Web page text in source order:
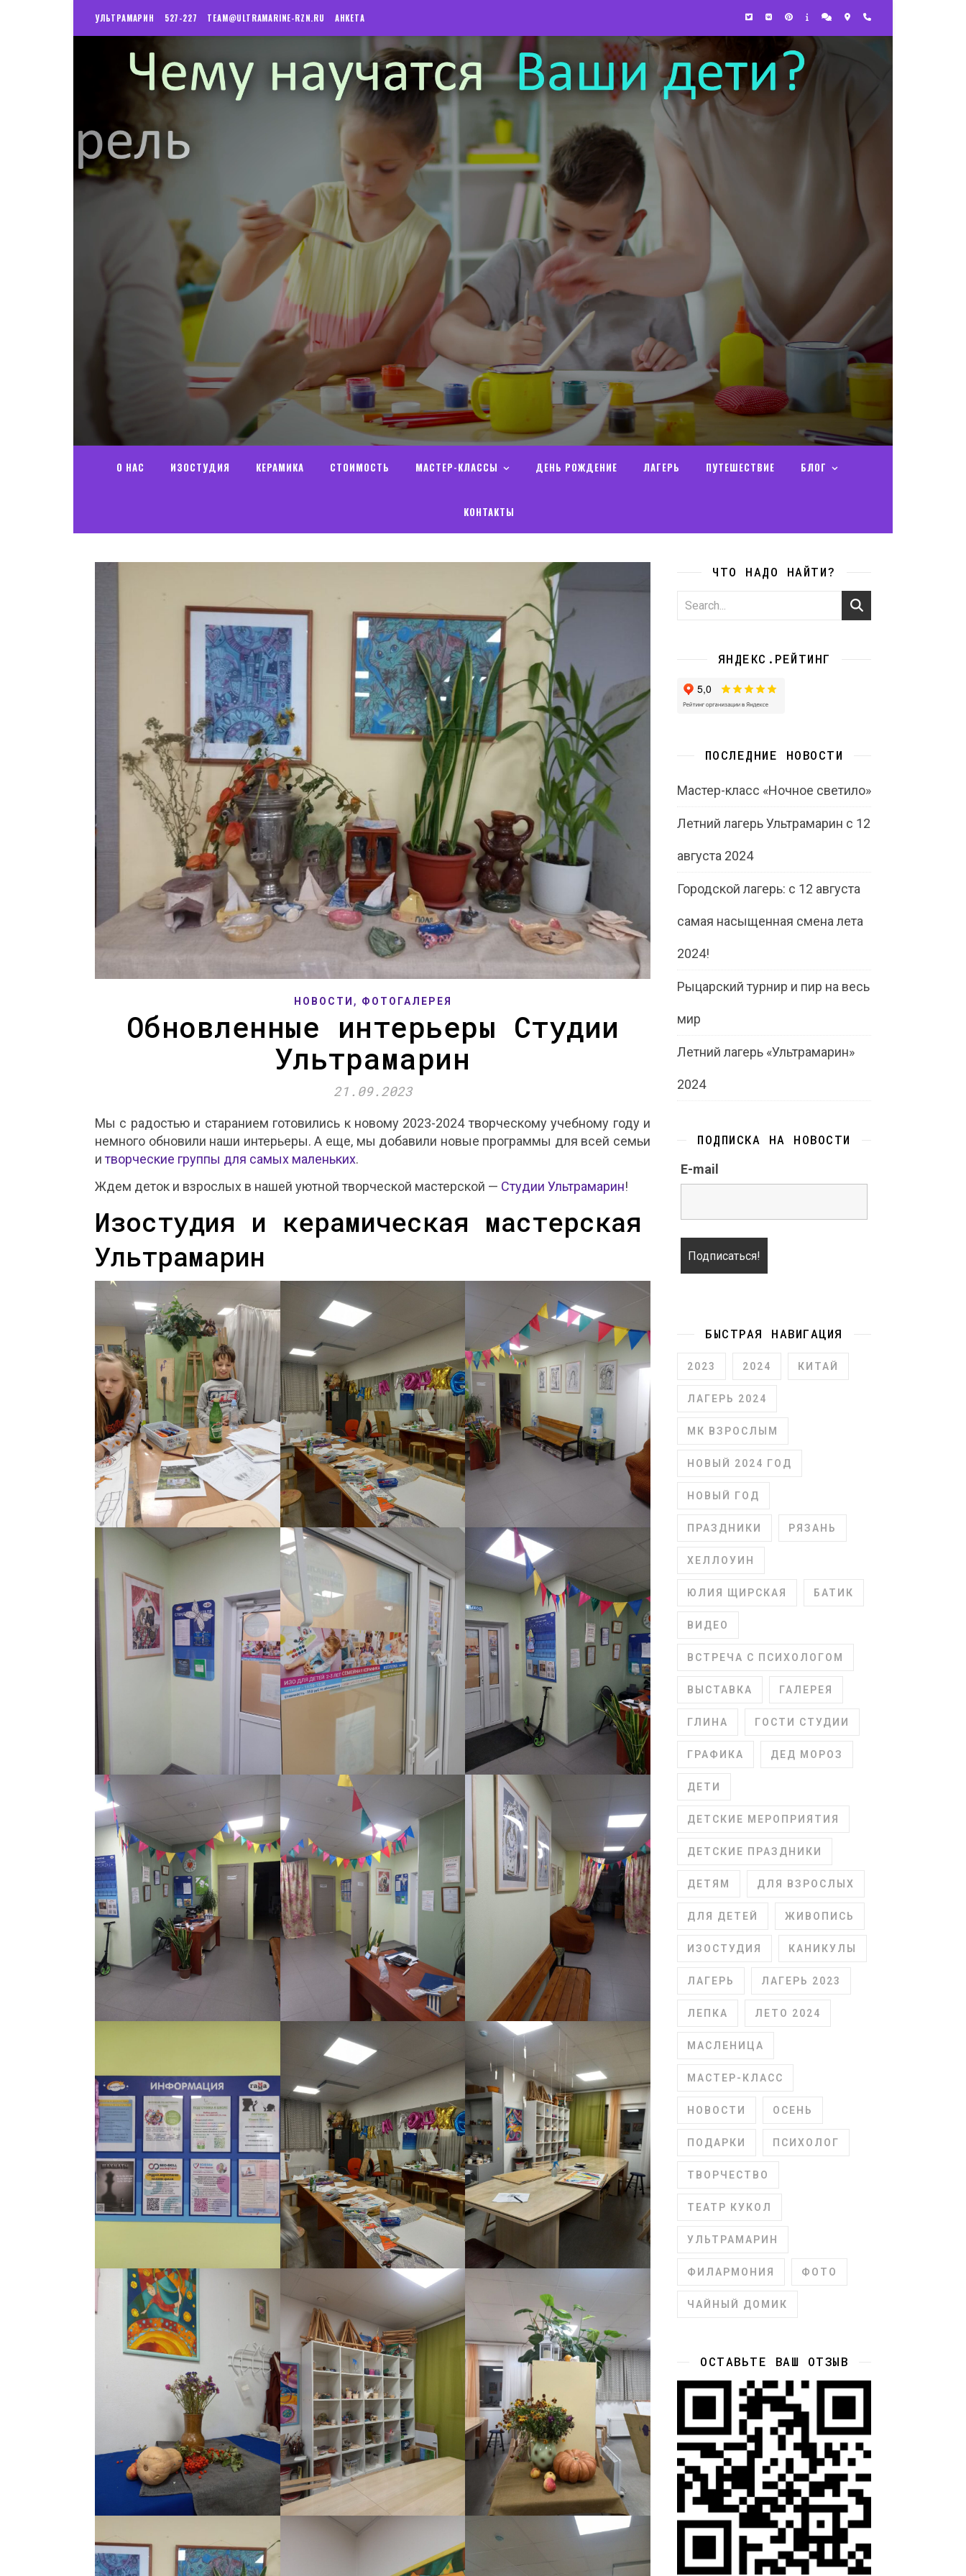
УЛЬТРАМАРИН 527-227 TEAM@ULTRAMARINE-RZN.RU АНКЕТА
О НАС ИЗОСТУДИЯ КЕРАМИКА СТОИМОСТЬ МАСТЕР-КЛАССЫ ДЕНЬ РОЖДЕНИЕ ЛАГЕРЬ ПУТЕШЕСТВИЕ БЛОГ
КОНТАКТЫ
НОВОСТИ , ФОТОГАЛЕРЕЯ
Обновленные интерьеры Студии
Ультрамарин
21.09.2023
Мы с радостью и старанием готовились к новому 2023-2024 творческому учебному году и
немного обновили наши интерьеры. А еще, мы добавили новые программы для всей семьи
итворческие группы для самых маленьких.
Ждем деток и взрослых в нашей уютной творческой мастерской — Студии Ультрамарин!
Изостудия и керамическая мастерская
Ультрамарин
ЧТО НАДО НАЙТИ?
ЯНДЕКС.РЕЙТИНГ
ПОСЛЕДНИЕ НОВОСТИ
Мастер-класс «Ночное светило»
Летний лагерь Ультрамарин с 12
августа 2024
Городской лагерь: с 12 августа
самая насыщенная смена лета
2024!
Рыцарский турнир и пир на весь
мир
Летний лагерь «Ультрамарин»
2024
ПОДПИСКА НА НОВОСТИ
E-mail
БЫСТРАЯ НАВИГАЦИЯ
2023 2024 КИТАЙ
ЛАГЕРЬ 2024
МК ВЗРОСЛЫМ
НОВЫЙ 2024 ГОД
НОВЫЙ ГОД
ПРАЗДНИКИ РЯЗАНЬ
ХЕЛЛОУИН
ЮЛИЯ ЩИРСКАЯ БАТИК
ВИДЕО
ВСТРЕЧА С ПСИХОЛОГОМ
ВЫСТАВКА ГАЛЕРЕЯ
ГЛИНА ГОСТИ СТУДИИ
ГРАФИКА ДЕД МОРОЗ
ДЕТИ
ДЕТСКИЕ МЕРОПРИЯТИЯ
ДЕТСКИЕ ПРАЗДНИКИ
ДЕТЯМ ДЛЯ ВЗРОСЛЫХ
ДЛЯ ДЕТЕЙ ЖИВОПИСЬ
ИЗОСТУДИЯ КАНИКУЛЫ
ЛАГЕРЬ ЛАГЕРЬ 2023
ЛЕПКА ЛЕТО 2024
МАСЛЕНИЦА
МАСТЕР-КЛАСС
НОВОСТИ ОСЕНЬ
ПОДАРКИ ПСИХОЛОГ
ТВОРЧЕСТВО
ТЕАТР КУКОЛ
УЛЬТРАМАРИН
ФИЛАРМОНИЯ ФОТО
ЧАЙНЫЙ ДОМИК
ОСТАВЬТЕ ВАШ ОТЗЫВ